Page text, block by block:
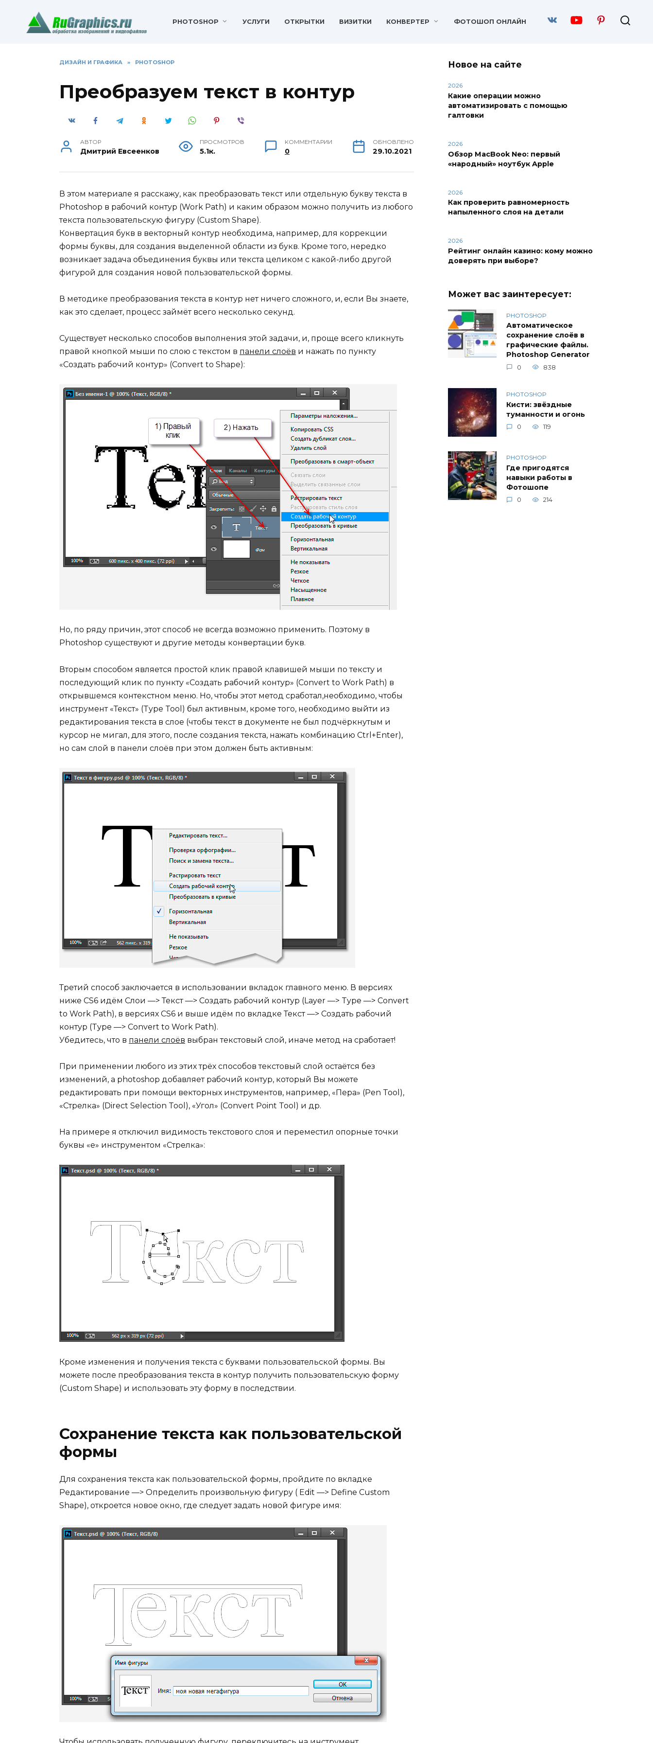
содержанию
PHOTOSHOP УСЛУГИ ОТКРЫТКИ ВИЗИТКИ КОНВЕРТЕР ФОТОШОП ОНЛАЙН
ДИЗАЙН И ГРАФИКА » PHOTOSHOP
Преобразуем текст в контур
АВТОР
Дмитрий Евсеенков
ПРОСМОТРОВ
5.1к.
КОММЕНТАРИИ
0
ОБНОВЛЕНО
29.10.2021
В этом материале я расскажу, как преобразовать текст или отдельную букву текста в
Photoshop в рабочий контур (Work Path) и каким образом можно получить из любого
текста пользовательскую фигуру (Custom Shape).
Конвертация букв в векторный контур необходима, например, для коррекции
формы буквы, для создания выделенной области из букв. Кроме того, нередко
возникает задача объединения буквы или текста целиком с какой-либо другой
фигурой для создания новой пользовательской формы.
В методике преобразования текста в контур нет ничего сложного, и, если Вы знаете,
как это сделает, процесс займёт всего несколько секунд.
Существует несколько способов выполнения этой задачи, и, проще всего кликнуть
правой кнопкой мыши по слою с текстом в панели слоёв и нажать по пункту
«Создать рабочий контур» (Convert to Shape):
Но, по ряду причин, этот способ не всегда возможно применить. Поэтому в
Photoshop существуют и другие методы конвертации букв.
Вторым способом является простой клик правой клавишей мыши по тексту и
последующий клик по пункту «Создать рабочий контур» (Convert to Work Path) в
открывшемся контекстном меню. Но, чтобы этот метод сработал,необходимо, чтобы
инструмент «Текст» (Type Tool) был активным, кроме того, необходимо выйти из
редактирования текста в слое (чтобы текст в документе не был подчёркнутым и
курсор не мигал, для этого, после создания текста, нажать комбинацию Ctrl+Enter),
но сам слой в панели слоёв при этом должен быть активным:
Третий способ заключается в использовании вкладок главного меню. В версиях
ниже CS6 идём Слои —> Текст —> Создать рабочий контур (Layer —> Type —> Convert
to Work Path), в версиях CS6 и выше идём по вкладке Текст —> Создать рабочий
контур (Type —> Convert to Work Path).
Убедитесь, что в панели слоёв выбран текстовый слой, иначе метод на сработает!
При применении любого из этих трёх способов текстовый слой остаётся без
изменений, а photoshop добавляет рабочий контур, который Вы можете
редактировать при помощи векторных инструментов, например, «Пера» (Pen Tool),
«Стрелка» (Direct Selection Tool), «Угол» (Convert Point Tool) и др.
На примере я отключил видимость текстового слоя и переместил опорные точки
буквы «е» инструментом «Стрелка»:
Кроме изменения и получения текста с буквами пользовательской формы. Вы
можете после преобразования текста в контур получить пользовательскую форму
(Custom Shape) и использовать эту форму в последствии.
Сохранение текста как пользовательской
формы
Для сохранения текста как пользовательской формы, пройдите по вкладке
Редактирование —> Определить произвольную фигуру ( Edit —> Define Custom
Shape), откроется новое окно, где следует задать новой фигуре имя:
Новое на сайте
2026
Какие операции можно
автоматизировать с помощью
галтовки
2026
Обзор MacBook Neo: первый
«народный» ноутбук Apple
2026
Как проверить равномерность
напыленного слоя на детали
2026
Рейтинг онлайн казино: кому можно
доверять при выборе?
Может вас заинтересует:
PHOTOSHOP
Автоматическое
сохранение слоёв в
графические файлы.
Photoshop Generator
0 838
PHOTOSHOP
Кисти: звёздные
туманности и огонь
0 119
PHOTOSHOP
Где пригодятся
навыки работы в
Фотошопе
0 214